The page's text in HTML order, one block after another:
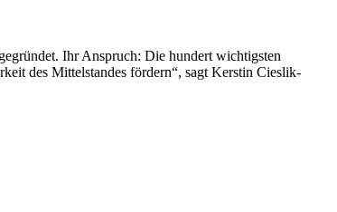
Ihr Anspruch: Die hundert wichtigsten
des Mittelstandes fördern“, sagt Kerstin Cieslik-